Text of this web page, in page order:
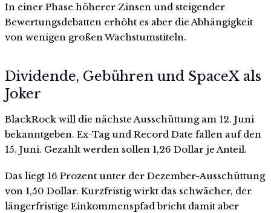
In einer Phase höherer Zinsen und steigender
Bewertungsdebatten erhöht es aber die Abhängigkeit
von wenigen großen Wachstumstiteln.
Dividende, Gebühren und SpaceX als
Joker
BlackRock will die nächste Ausschüttung am 12. Juni
bekanntgeben. Ex-Tag und Record Date fallen auf den
15. Juni. Gezahlt werden sollen 1,26 Dollar je Anteil.
Das liegt 16 Prozent unter der Dezember-Ausschüttung
von 1,50 Dollar. Kurzfristig wirkt das schwächer, der
längerfristige Einkommenspfad bricht damit aber